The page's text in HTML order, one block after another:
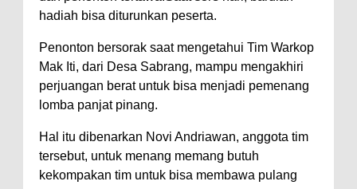
hadiah bisa diturunkan peserta.
Penonton bersorak saat mengetahui Tim Warkop
Mak Iti, dari Desa Sabrang, mampu mengakhiri
perjuangan berat untuk bisa menjadi pemenang
lomba panjat pinang.
Hal itu dibenarkan Novi Andriawan, anggota tim
tersebut, untuk menang memang butuh
kekompakan tim untuk bisa membawa pulang